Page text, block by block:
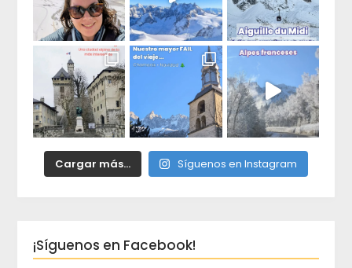
Cargar más... Síguenos en Instagram
¡Síguenos en Facebook!